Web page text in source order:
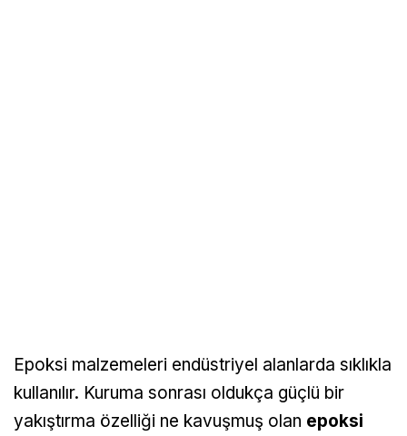
Epoksi malzemeleri endüstriyel alanlarda sıklıkla
kullanılır. Kuruma sonrası oldukça güçlü bir
yakıştırma özelliği ne kavuşmuş olan epoksi